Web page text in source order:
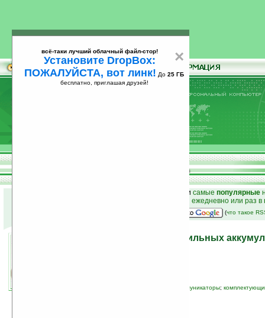
25
и самые популярные
на email ежедневно или раз
(что такое
Компактные модели мобильных
коммуникаторы;
×
всё-таки лучший облачный файл-стор!
Установите DropBox:
ПОЖАЛУЙСТА, вот линк! До 25 ГБ
бесплатно, приглашая друзей!